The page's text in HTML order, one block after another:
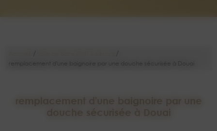
remplacement d'une baignoire par une douche sécurisée à Douai
remplacement d'une baignoire par une